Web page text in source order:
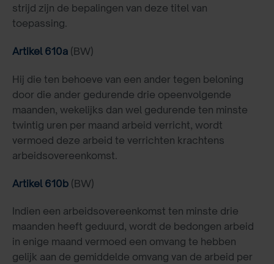
strijd zijn de bepalingen van deze titel van
toepassing.
Artikel 610a (BW)
Hij die ten behoeve van een ander tegen beloning
door die ander gedurende drie opeenvolgende
maanden, wekelijks dan wel gedurende ten minste
twintig uren per maand arbeid verricht, wordt
vermoed deze arbeid te verrichten krachtens
arbeidsovereenkomst.
Artikel 610b (BW)
Indien een arbeidsovereenkomst ten minste drie
maanden heeft geduurd, wordt de bedongen arbeid
in enige maand vermoed een omvang te hebben
gelijk aan de gemiddelde omvang van de arbeid per